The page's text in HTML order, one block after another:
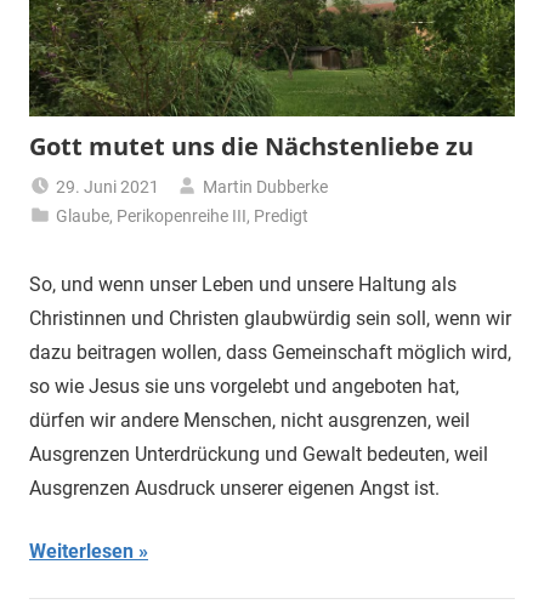
Gott mutet uns die Nächstenliebe zu
29. Juni 2021
Martin Dubberke
Glaube, Perikopenreihe III, Predigt
So, und wenn unser Leben und unsere Haltung als
Christinnen und Christen glaubwürdig sein soll, wenn wir
dazu beitragen wollen, dass Gemeinschaft möglich wird,
so wie Jesus sie uns vorgelebt und angeboten hat,
dürfen wir andere Menschen, nicht ausgrenzen, weil
Ausgrenzen Unterdrückung und Gewalt bedeuten, weil
Ausgrenzen Ausdruck unserer eigenen Angst ist.
Weiterlesen